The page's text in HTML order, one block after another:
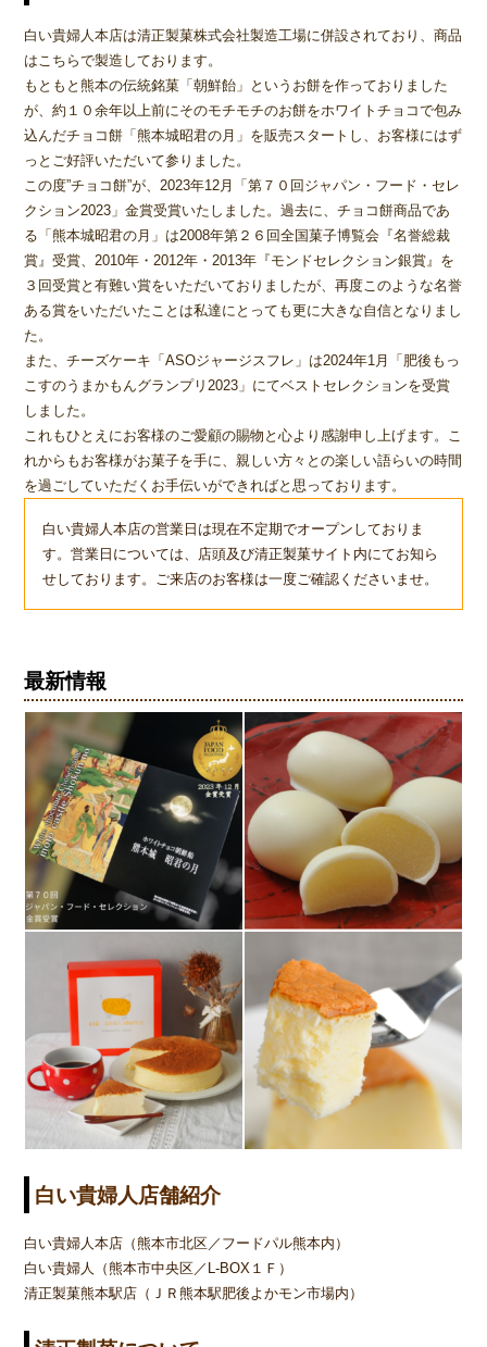
白い貴婦人本店は清正製菓株式会社製造工場に併設されており、商品
はこちらで製造しております。
もともと熊本の伝統銘菓「朝鮮飴」というお餅を作っておりました
が、約１０余年以上前にそのモチモチのお餅をホワイトチョコで包み
込んだチョコ餅「熊本城昭君の月」を販売スタートし、お客様にはず
っとご好評いただいて参りました。
この度”チョコ餅”が、2023年12月「第７０回ジャパン・フード・セレ
クション2023」金賞受賞いたしました。過去に、チョコ餅商品であ
る「熊本城昭君の月」は2008年第２６回全国菓子博覧会『名誉総裁
賞』受賞、2010年・2012年・2013年『モンドセレクション銀賞』を
３回受賞と有難い賞をいただいておりましたが、再度このような名誉
ある賞をいただいたことは私達にとっても更に大きな自信となりまし
た。
また、チーズケーキ「ASOジャージスフレ」は2024年1月「肥後もっ
こすのうまかもんグランプリ2023」にてベストセレクションを受賞
しました。
これもひとえにお客様のご愛顧の賜物と心より感謝申し上げます。こ
れからもお客様がお菓子を手に、親しい方々との楽しい語らいの時間
を過ごしていただくお手伝いができればと思っております。
白い貴婦人本店の営業日は現在不定期でオープンしておりま
す。営業日については、店頭及び清正製菓サイト内にてお知ら
せしております。ご来店のお客様は一度ご確認くださいませ。
最新情報
白い貴婦人店舗紹介
白い貴婦人本店（熊本市北区／フードパル熊本内）
白い貴婦人（熊本市中央区／L-BOX１Ｆ）
清正製菓熊本駅店（ＪＲ熊本駅肥後よかモン市場内）